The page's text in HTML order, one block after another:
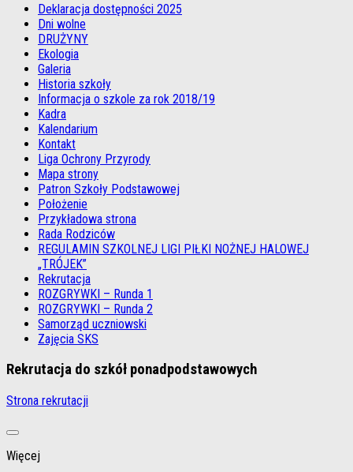
Deklaracja dostępności 2025
Dni wolne
DRUŻYNY
Ekologia
Galeria
Historia szkoły
Informacja o szkole za rok 2018/19
Kadra
Kalendarium
Kontakt
Liga Ochrony Przyrody
Mapa strony
Patron Szkoły Podstawowej
Położenie
Przykładowa strona
Rada Rodziców
REGULAMIN SZKOLNEJ LIGI PIŁKI NOŻNEJ HALOWEJ
„TRÓJEK”
Rekrutacja
ROZGRYWKI – Runda 1
ROZGRYWKI – Runda 2
Samorząd uczniowski
Zajęcia SKS
Rekrutacja do szkół ponadpodstawowych
Strona rekrutacji
Więcej